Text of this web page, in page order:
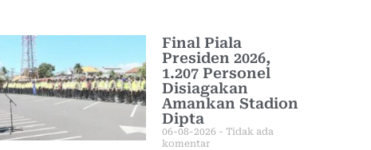
Final Piala
Presiden 2026,
1.207 Personel
Disiagakan
Amankan Stadion
Dipta
06-08-2026
Tidak ada
komentar